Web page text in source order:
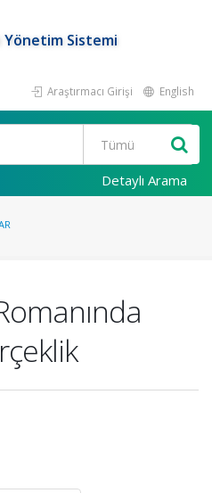
Sistemi
Araştırmacı Girişi English
Detaylı Arama